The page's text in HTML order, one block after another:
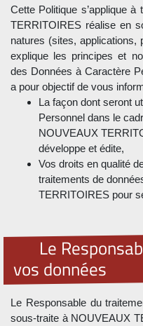
Cette Politique s’applique
TERRITOIRES réalise en
natures (sites,
explique les principes et
des Données à Caractère
a pour objectif de vous
La façon dont seront
Personnel dans le
NOUVEAUX
développe et édite,
Vos droits en qualité
traitements de
TERRITOIRES pour
Le
vos données
Le Responsable du
sous-traite à NOUVEAUX